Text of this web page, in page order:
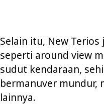
Selain itu, New
seperti around view
sudut kendaraan,
bermanuver mundur,
lainnya.